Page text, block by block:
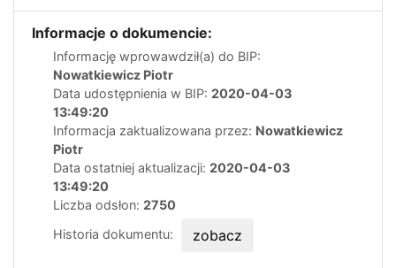
Informacje o dokumencie:
Informację wprowawdził(a) do BIP:
Nowatkiewicz Piotr
Data udostępnienia w BIP: 2020-04-03
13:49:20
Informacja zaktualizowana przez: Nowatkiewicz
Piotr
Data ostatniej aktualizacji: 2020-04-03
13:49:20
Liczba odsłon: 2750
Historia dokumentu:
zobacz